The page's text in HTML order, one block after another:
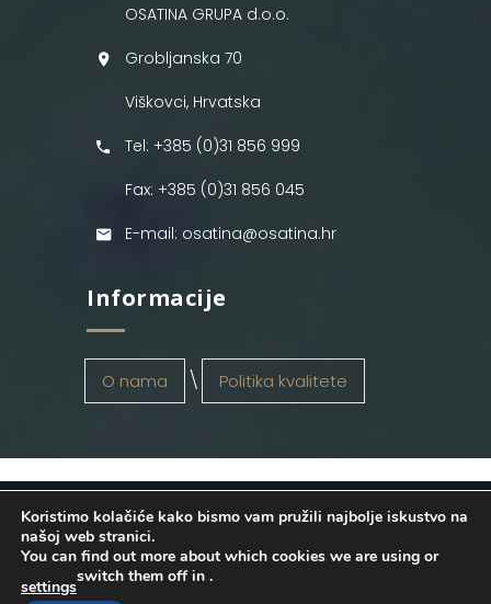
OSATINA GRUPA d.o.o.
Grobljanska 70
Viškovci, Hrvatska
Tel: +385 (0)31 856 999
Fax: +385 (0)31 856 045
E-mail: osatina@osatina.hr
Informacije
O nama Politika kvalitete
OSATINA GRUPA d.o.o. 2026
. Configured
byINFOS Osijek. Sva prava pridržana.
Koristimo kolačiće kako bismo vam pružili najbolje iskustvo na
našoj web stranici.
You can find out more about which cookies we are using or
switch them off in
settings
.